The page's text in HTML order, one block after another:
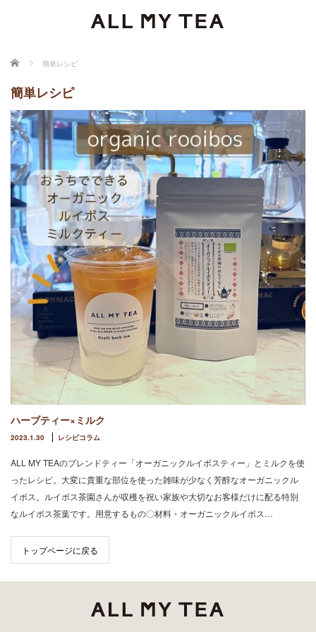
ホーム 簡単レシピ
簡単レシピ
ハーブティー×ミルク
2023.1.30 レシピコラム
ALL MY TEAのブレンドティー「オーガニックルイボスティー」とミルクを使
ったレシピ。大変に貴重な部位を使った雑味が少なく芳醇なオーガニックル
イボス。ルイボス茶園さんが収穫を祝い家族や大切なお客様だけに配る特別
なルイボス茶葉です。用意するもの〇材料・オーガニックルイボス…
トップページに戻る